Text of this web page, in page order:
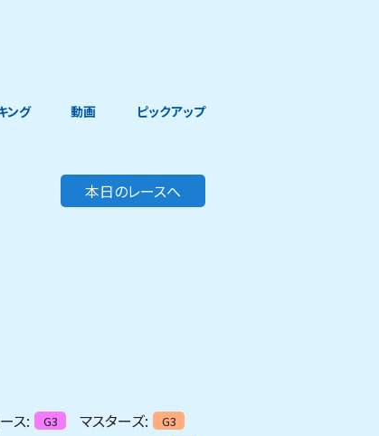
ング 動画 ピックアップ
本日のレースへ
ス: G3 マスターズ: G3